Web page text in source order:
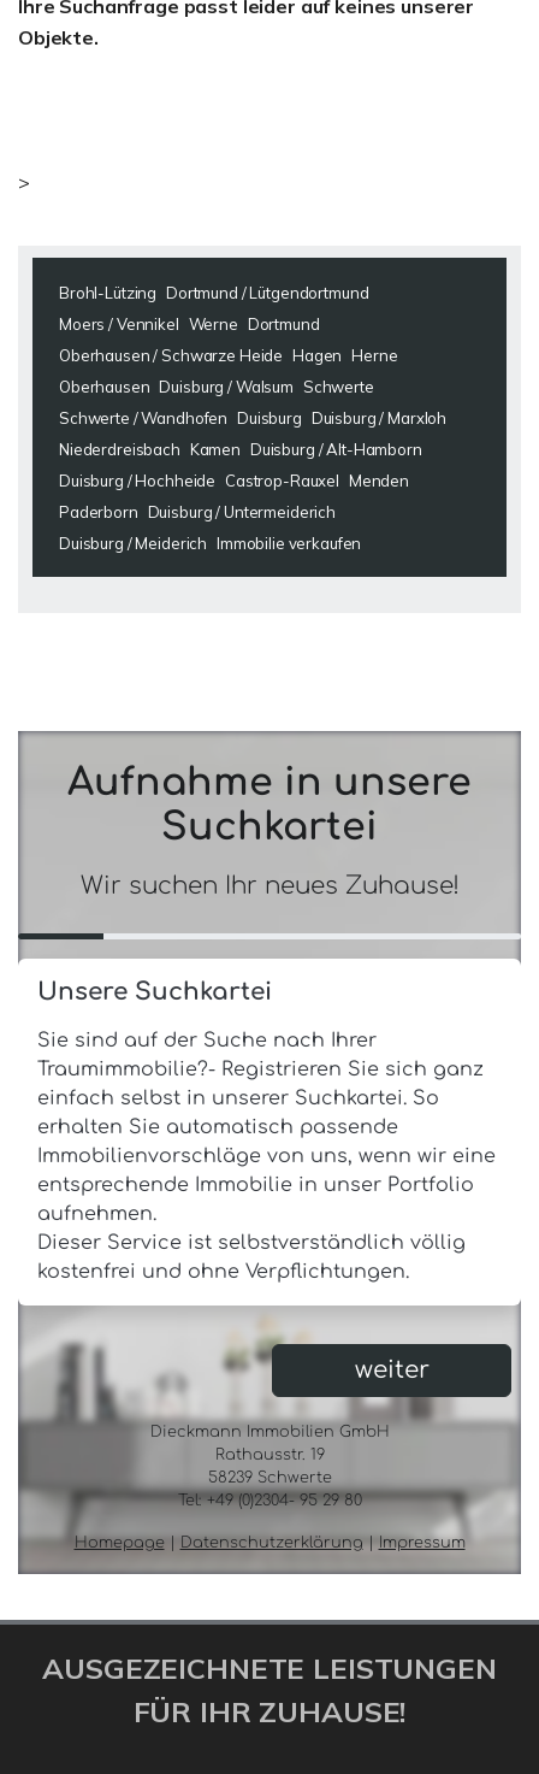
Ihre Suchanfrage passt leider auf keines unserer
Objekte.
>
Brohl-Lützing Dortmund / Lütgendortmund
Moers / Vennikel Werne Dortmund
Oberhausen / Schwarze Heide Hagen Herne
Oberhausen Duisburg / Walsum
Schwerte
Schwerte / Wandhofen Duisburg Duisburg / Marxloh
Niederdreisbach Kamen Duisburg / Alt-Hamborn
Duisburg / Hochheide
Castrop-Rauxel Menden
Paderborn Duisburg / Untermeiderich
Duisburg / Meiderich Immobilie verkaufen
AUSGEZEICHNETE LEISTUNGEN
FÜR IHR ZUHAUSE!